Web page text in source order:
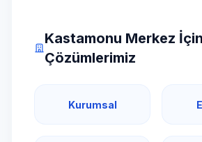
Kastamonu Merkez
Çözümlerimiz
Kurumsal